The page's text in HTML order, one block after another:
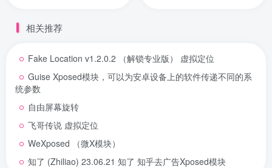
相关推荐
Fake Location v1.2.0.2 （解锁专业版） 虚拟定位
Guise Xposed模块，可以为安卓设备上的软件传递不同的系
统参数
自由屏幕旋转
飞哥传说 虚拟定位
WeXposed （微X模块）
知了 (Zhiliao) 23.06.21 知了 知乎去广告Xposed模块